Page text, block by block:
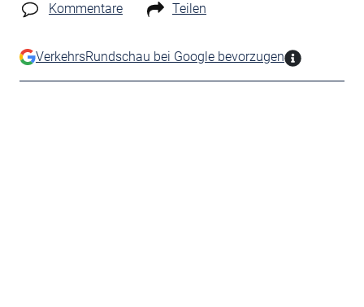
Kommentare Teilen
VerkehrsRundschau bei Google bevorzugen